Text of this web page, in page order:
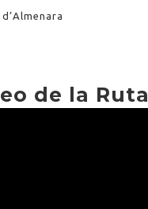
de la Ruta